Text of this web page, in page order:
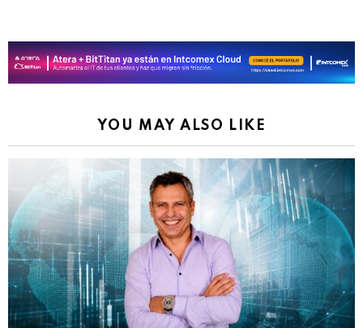
YOU MAY ALSO LIKE